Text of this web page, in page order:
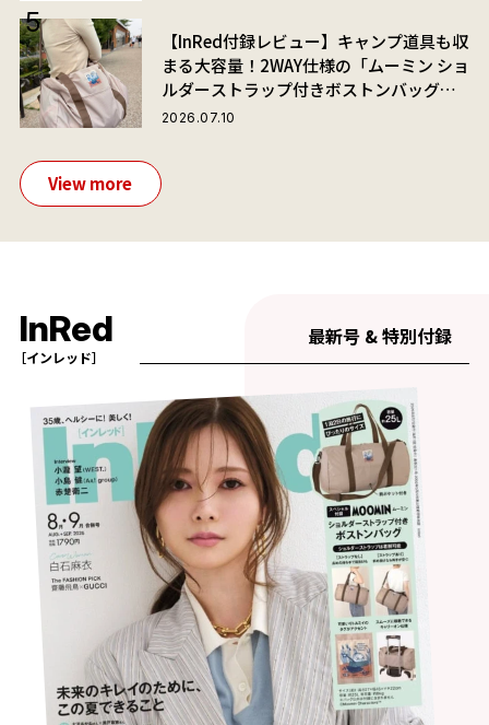
【InRed付録レビュー】キャンプ道具も収
まる大容量！2WAY仕様の「ムーミン ショ
ルダーストラップ付きボストンバッグ」
が夏旅におすすめな理由
2026.07.10
View more
InRed
［インレッド］
最新号 & 特別付録